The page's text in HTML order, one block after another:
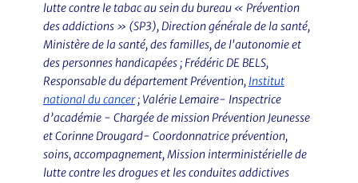
lutte contre le tabac au sein du bureau « Prévention
des addictions » (SP3), Direction générale de la santé,
Ministère de la santé, des familles, de l'autonomie et
des personnes handicapées ; Frédéric DE BELS,
Responsable du département Prévention, Institut
national du cancer; Valérie Lemaire- Inspectrice
d’académie - Chargée de mission Prévention Jeunesse
et Corinne Drougard- Coordonnatrice prévention,
soins, accompagnement, Mission interministérielle de
lutte contre les drogues et les conduites addictives